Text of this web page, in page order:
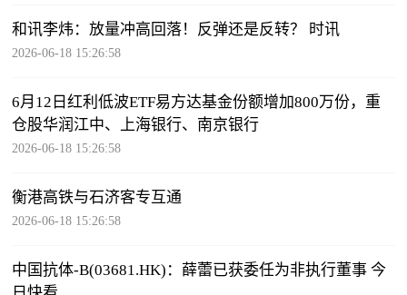
和讯李炜：放量冲高回落！反弹还是反转？ 时讯
2026-06-18 15:26:58
6月12日红利低波ETF易方达基金份额增加800万份，重
仓股华润江中、上海银行、南京银行
2026-06-18 15:26:58
衡港高铁与石济客专互通
2026-06-18 15:26:58
中国抗体-B(03681.HK)：薛蕾已获委任为非执行董事 今